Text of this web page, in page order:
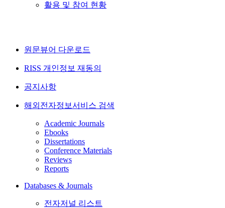
활용 및 참여 현황
원문뷰어 다운로드
RISS 개인정보 재동의
공지사항
해외전자정보서비스 검색
Academic Journals
Ebooks
Dissertations
Conference Materials
Reviews
Reports
Databases & Journals
전자저널 리스트